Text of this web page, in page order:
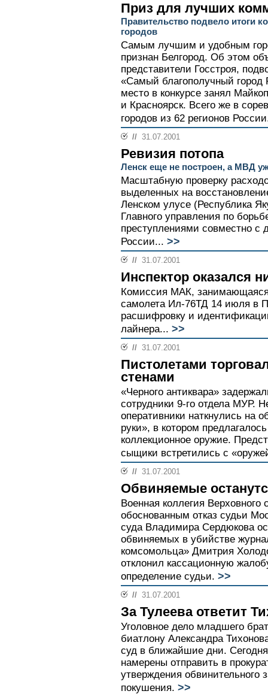
Приз для лучших
Правительство подвело итоги
городов
Самым лучшим и удобным
признан Белгород. Об этом
представители Госстроя,
«Самый благополучный город
место в конкурсе занял
и Красноярск. Всего же в
городов из 62 регионов
// 31.07.2001
Ревизия потопа
Ленск еще не построен, а МВД
Масштабную проверку
выделенных на
Ленском улусе (Республика
Главного управления по
преступлениями совместно
России... >>
// 31.07.2001
Инспектор оказался
Комиссия МАК,
самолета Ил-76ТД 14 июля в
расшифровку и
лайнера... >>
// 31.07.2001
Пистолетами
стенами
«Черного антиквара»
сотрудники 9-го отдела МУР.
оперативники наткнулись на
руки», в котором
коллекционное оружие.
сыщики встретились с
// 31.07.2001
Обвиняемые
Военная коллегия
обоснованным отказ судьи
суда Владимира Сердюкова
обвиняемых в убийстве
комсомольца» Дмитрия
отклонил кассационную
определение судьи. >>
// 31.07.2001
За Тулеева ответит
Уголовное дело младшего
биатлону Александра
суд в ближайшие дни.
намерены отправить в
утверждения обвинительного
покушения. >>